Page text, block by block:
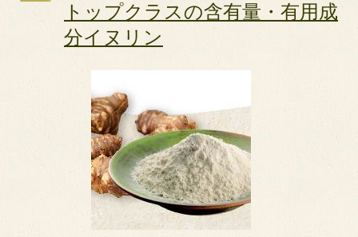
トップクラスの含有量・有用成
分イヌリン